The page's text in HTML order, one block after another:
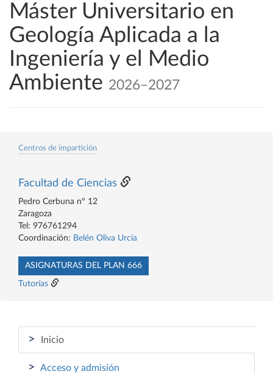
Máster Universitario en
Geología Aplicada a la
Ingeniería y el Medio
Ambiente 2026–2027
Centros de impartición
Facultad de Ciencias
Pedro Cerbuna nº 12
Zaragoza
Tel: 976761294
Coordinación: Belén Oliva Urcia
ASIGNATURAS DEL PLAN 666
Tutorías
> Inicio
> Acceso y admisión